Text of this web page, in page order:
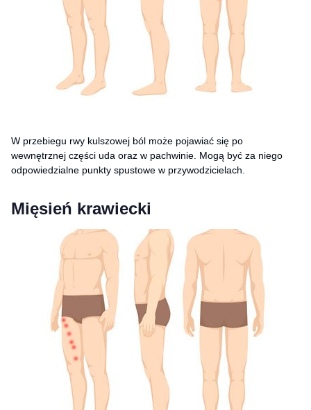
W przebiegu rwy kulszowej ból może pojawiać się po
wewnętrznej części uda oraz w pachwinie. Mogą być za niego
odpowiedzialne punkty spustowe w przywodzicielach.
Mięsień krawiecki